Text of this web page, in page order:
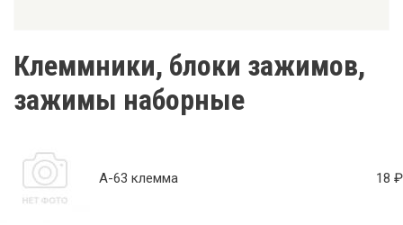
Клеммники, блоки зажимов,
зажимы наборные
А-63 клемма 18 ₽